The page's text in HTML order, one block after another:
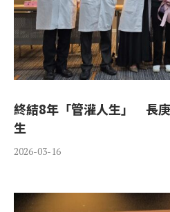
終結8年「管灌人生」 長
生
2026-03-16